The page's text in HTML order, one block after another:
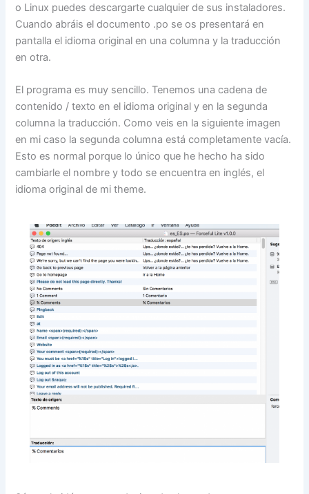
o Linux puedes descargarte cualquier de sus instaladores.
Cuando abráis el documento .po se os presentará en
pantalla el idioma original en una columna y la traducción
en otra.
El programa es muy sencillo. Tenemos una cadena de
contenido / texto en el idioma original y en la segunda
columna la traducción. Como veis en la siguiente imagen
en mi caso la segunda columna está completamente vacía.
Esto es normal porque lo único que he hecho ha sido
cambiarle el nombre y todo se encuentra en inglés, el
idioma original de mi theme.